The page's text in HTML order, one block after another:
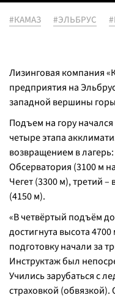
#КАМАЗ #ЭЛЬБРУС
Лизинговая компания
предприятия на
западной вершины
Подъем на гору
четыре этапа
возвращением в
Обсерватория (3100 м
Чегет (3300 м), третий
(4150 м).
«В четвёртый подъём
достигнута высота
подготовку начали за
Инструктаж был
Учились зарубаться с
страховкой (обвязкой).